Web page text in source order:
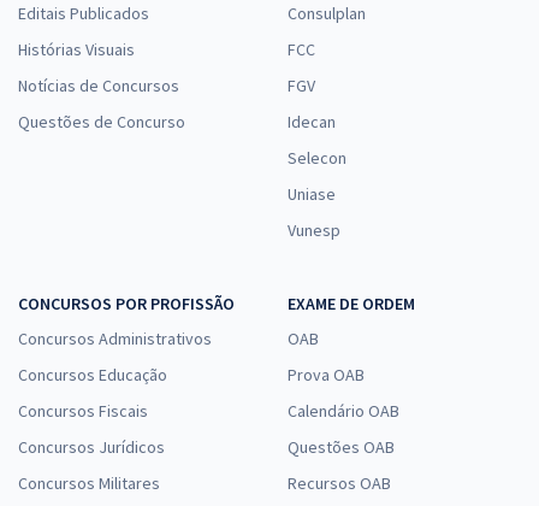
Editais Publicados
Histórias Visuais
Notícias de Concursos
Questões de Concurso
Consulplan
FCC
FGV
Idecan
Selecon
Uniase
Vunesp
CONCURSOS POR PROFISSÃO
Concursos Administrativos
Concursos Educação
Concursos Fiscais
Concursos Jurídicos
Concursos Militares
EXAME DE ORDEM
OAB
Prova OAB
Calendário OAB
Questões OAB
Recursos OAB